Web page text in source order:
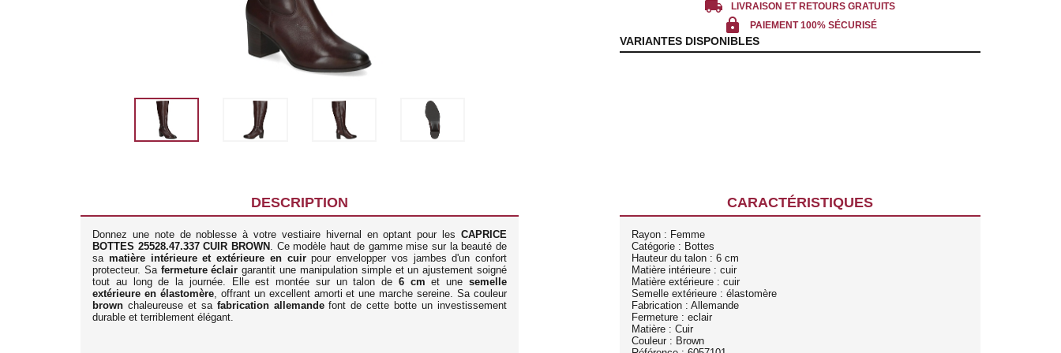
local_shipping LIVRAISON ET RETOURS GRATUITS
lock PAIEMENT 100% SÉCURISÉ
VARIANTES DISPONIBLES
DESCRIPTION
Donnez une note de noblesse à votre vestiaire hivernal en optant pour les CAPRICE
BOTTES 25528.47.337 CUIR BROWN . Ce modèle haut de gamme mise sur la beauté de
sa matière intérieure et extérieure en cuirpour envelopper vos jambes d'un confort
protecteur. Sa fermeture éclair garantit une manipulation simple et un ajustement soigné
tout au long de la journée. Elle est montée sur un talon de 6 cm et unesemelle
extérieure en élastomère, offrant un excellent amorti et une marche sereine. Sa couleur
brown chaleureuse et sa fabrication allemandefont de cette botte un investissement
durable et terriblement élégant.
CARACTÉRISTIQUES
Rayon : Femme
Catégorie : Bottes
Hauteur du talon : 6 cm
Matière intérieure : cuir
Matière extérieure : cuir
Semelle extérieure : élastomère
Fabrication : Allemande
Fermeture : eclair
Matière : Cuir
Couleur : Brown